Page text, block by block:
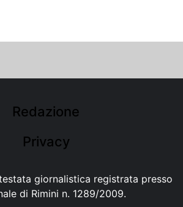
Redazione
Privacy
giornalistica registrata presso
di Rimini n. 1289/2009.